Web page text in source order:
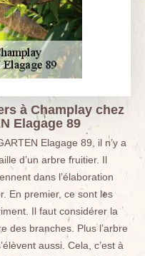
à Champlay chez
Elagage 89
Elagage 89, il n’y a
d’un arbre fruitier. Il
dans l’élaboration
En premier, ce sont les
Il faut considérer la
des branches. Plus l’arbre
aussi. Cela, c’est à